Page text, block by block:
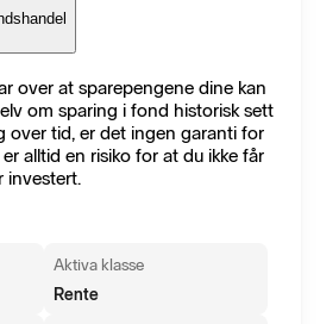
over at sparepengene dine kan
om sparing i fond historisk sett
over tid, er det ingen garanti for
alltid en risiko for at du ikke får
investert.
Aktiva klasse
Rente